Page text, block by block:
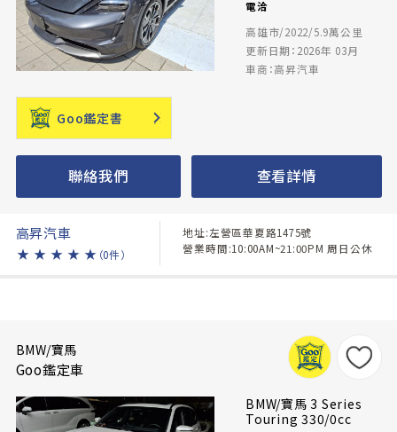
電洽
高雄市/2022/5.9萬公里
更新日期：2026年 03月
車商：高昇汽車
Goo鑑定書
聯絡我們 查看詳情
高昇汽車
★ ★ ★ ★ ★ （0件）
地址:左營區華夏路1475號
營業時間:10:00AM~21:00PM 周日公休
BMW/寶馬
Goo鑑定車
BMW/寶馬 3 Series
Touring 330/0cc